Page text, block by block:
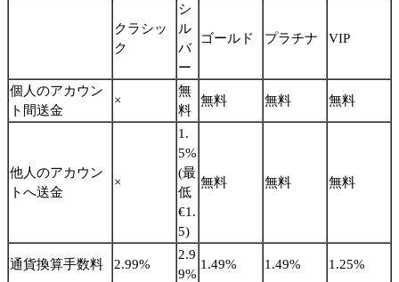
クラシッ
ク
シ
ル
バ
ー
ゴールド プラチナ VIP
個人のアカウン
ト間送金
×
無
料
無料 無料 無料
他人のアカウン
トへ送金
×
1.
5%
(最
低
€1.
5)
無料 無料 無料
通貨換算手数料 2.99%
2.9
9%
1.49% 1.49% 1.25%